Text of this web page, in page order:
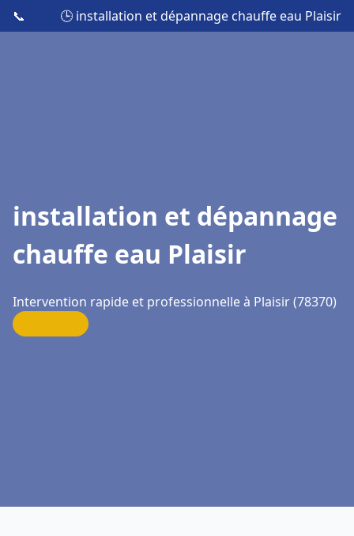
📞 🕒 installation et dépannage chauffe eau Plaisir
installation et dépannage
chauffe eau Plaisir
Intervention rapide et professionnelle à Plaisir (78370)